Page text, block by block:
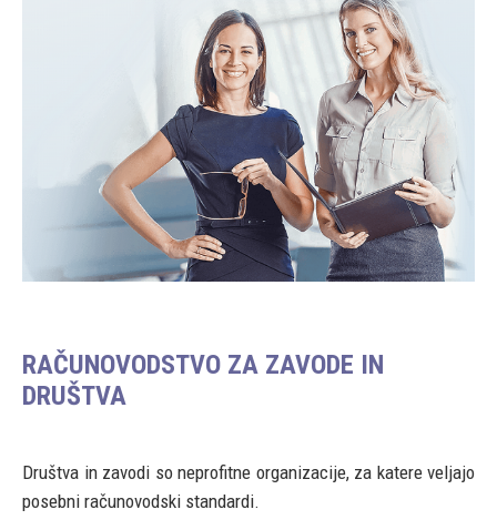
RAČUNOVODSTVO ZA ZAVODE IN
DRUŠTVA
Društva in zavodi so neprofitne organizacije, za katere veljajo
posebni računovodski standardi.